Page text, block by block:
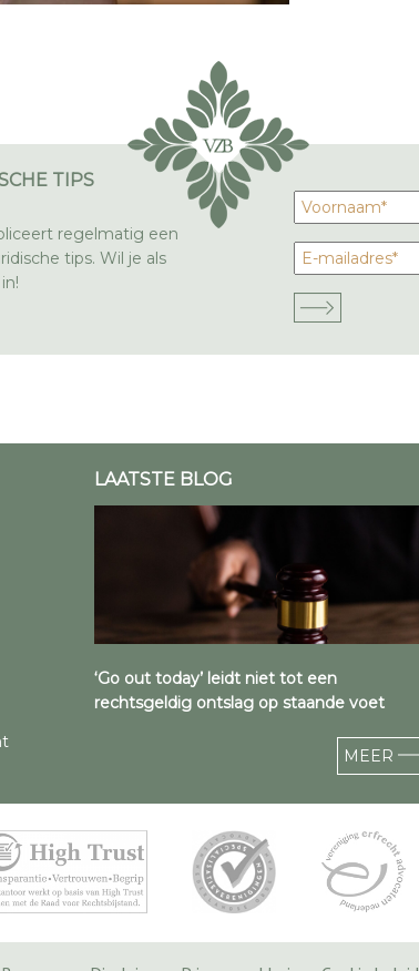
TIPS
regelmatig een
tips. Wil je als
LAATSTE BLOG
‘Go out today’ leidt niet tot een
rechtsgeldig ontslag op staande voet
MEER